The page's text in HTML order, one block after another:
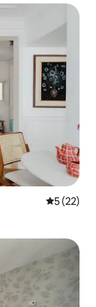
औसत रेटिंग
5 (22)